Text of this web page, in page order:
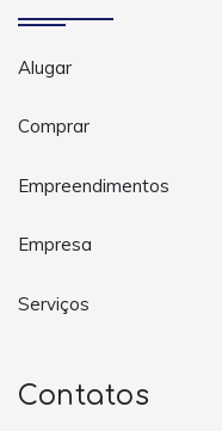
Alugar
Comprar
Empreendimentos
Empresa
Serviços
Contatos